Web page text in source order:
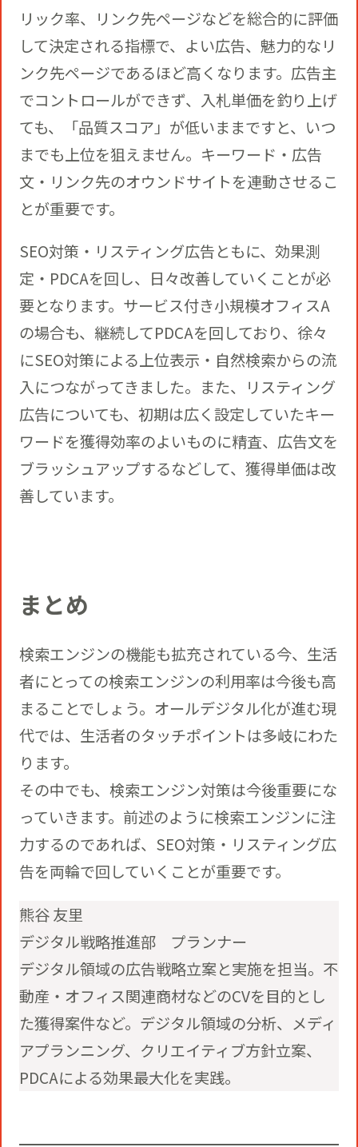
リック率、リンク先ページなどを総合的に評価
して決定される指標で、よい広告、魅力的なリ
ンク先ページであるほど高くなります。広告主
でコントロールができず、入札単価を釣り上げ
ても、「品質スコア」が低いままですと、いつ
までも上位を狙えません。キーワード・広告
文・リンク先のオウンドサイトを連動させるこ
とが重要です。
SEO対策・リスティング広告ともに、効果測
定・PDCAを回し、日々改善していくことが必
要となります。サービス付き小規模オフィスA
の場合も、継続してPDCAを回しており、徐々
にSEO対策による上位表示・自然検索からの流
入につながってきました。また、リスティング
広告についても、初期は広く設定していたキー
ワードを獲得効率のよいものに精査、広告文を
ブラッシュアップするなどして、獲得単価は改
善しています。
まとめ
検索エンジンの機能も拡充されている今、生活
者にとっての検索エンジンの利用率は今後も高
まることでしょう。オールデジタル化が進む現
代では、生活者のタッチポイントは多岐にわた
ります。
その中でも、検索エンジン対策は今後重要にな
っていきます。前述のように検索エンジンに注
力するのであれば、SEO対策・リスティング広
告を両輪で回していくことが重要です。
熊谷 友里
デジタル戦略推進部 プランナー
デジタル領域の広告戦略立案と実施を担当。不
動産・オフィス関連商材などのCVを目的とし
た獲得案件など。デジタル領域の分析、メディ
アプランニング、クリエイティブ方針立案、
PDCAによる効果最大化を実践。